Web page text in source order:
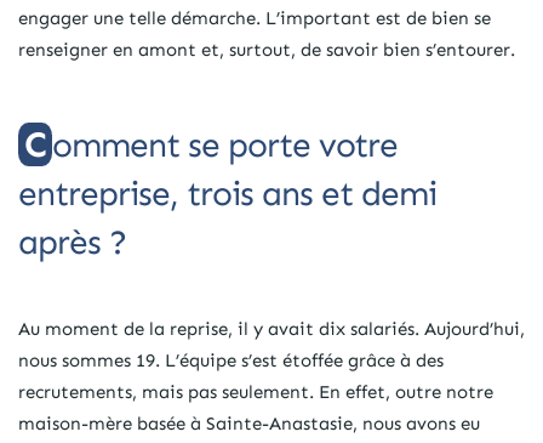
engager une telle démarche. L’important est de bien se
renseigner en amont et, surtout, de savoir bien s’entourer.
Comment se porte votre
entreprise, trois ans et demi
après ?
Au moment de la reprise, il y avait dix salariés. Aujourd’hui,
nous sommes 19. L’équipe s’est étoffée grâce à des
recrutements, mais pas seulement. En effet, outre notre
maison-mère basée à Sainte-Anastasie, nous avons eu